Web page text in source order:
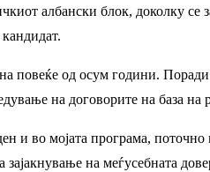
албански блок, доколку
од осум години. Поради
на договорите на база на
и во мојата програма,
на меѓусебната